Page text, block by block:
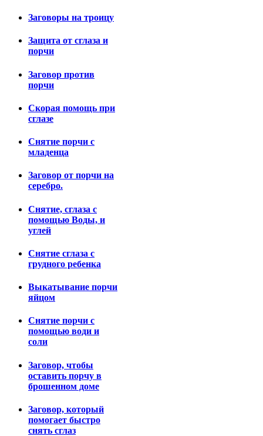
Заговоры на троицу
Защита от сглаза и
порчи
Заговор против
порчи
Скорая помощь при
сглазе
Снятие порчи с
младенца
Заговор от порчи на
серебро.
Снятие, сглаза с
помощью Воды, и
углей
Снятие сглаза с
грудного ребенка
Выкатывание порчи
яйцом
Снятие порчи с
помощью води и
соли
Заговор, чтобы
оставить порчу в
брошенном доме
Заговор, который
помогает быстро
снять сглаз